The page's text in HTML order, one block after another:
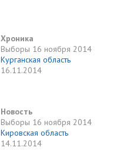
Хроника
Выборы 16 ноября 2014
Курганская область
16.11.2014
Новость
Выборы 16 ноября 2014
Кировская область
14.11.2014